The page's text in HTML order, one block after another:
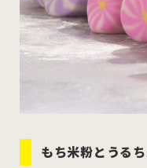
もち米粉とうる